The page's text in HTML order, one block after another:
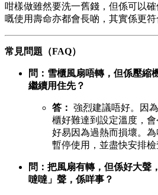
咁樣做雖然要洗一舊錢，但係可以
嘅使用壽命亦都會長啲，其實係更符
常見問題（FAQ）
問：雪櫃風扇唔轉，但係壓縮
繼續用住先？
答：
強烈建議唔好。因
櫃好難達到設定溫度，
好易因為過熱而損壞。
暫停使用，並盡快安排檢
問：把風扇有轉，但係好大聲
噠噠」聲，係咩事？